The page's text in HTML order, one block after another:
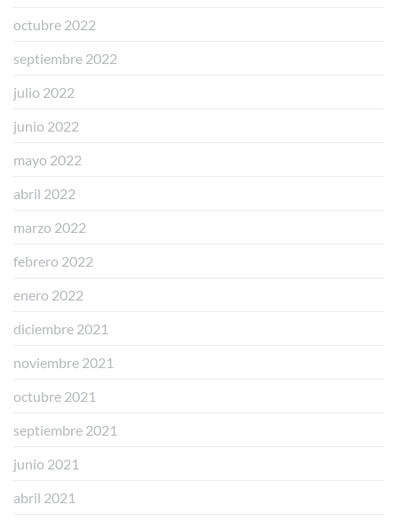
octubre 2022
septiembre 2022
julio 2022
junio 2022
mayo 2022
abril 2022
marzo 2022
febrero 2022
enero 2022
diciembre 2021
noviembre 2021
octubre 2021
septiembre 2021
junio 2021
abril 2021